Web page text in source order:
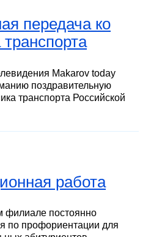
передача ко
Makarov today
поздравительную
транспорта Российской
работа
филиале постоянно
по профориентации для